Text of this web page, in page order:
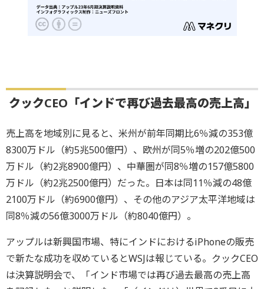
クックCEO「インドで再び過去最高の売上高」
売上高を地域別に見ると、米州が前年同期比6％減の353億
8300万ドル（約5兆500億円）、欧州が同5％増の202億500
万ドル（約2兆8900億円）、中華圏が同8％増の157億5800
万ドル（約2兆2500億円）だった。日本は同11％減の48億
2100万ドル（約6900億円）、その他のアジア太平洋地域は
同8％減の56億3000万ドル（約8040億円）。
アップルは新興国市場、特にインドにおけるiPhoneの販売
で新たな成功を収めているとWSJは報じている。クックCEO
は決算説明会で、「インド市場では再び過去最高の売上高